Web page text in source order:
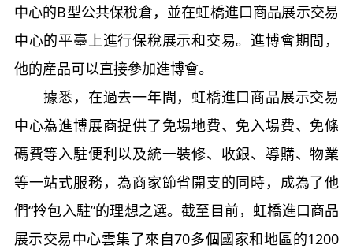
中心的B型公共保稅倉，並在虹橋進口商品展示交易
中心的平臺上進行保稅展示和交易。進博會期間，
他的産品可以直接參加進博會。
據悉，在過去一年間，虹橋進口商品展示交易
中心為進博展商提供了免場地費、免入場費、免條
碼費等入駐便利以及統一裝修、收銀、導購、物業
等一站式服務，為商家節省開支的同時，成為了他
們“拎包入駐”的理想之選。截至目前，虹橋進口商品
展示交易中心雲集了來自70多個國家和地區的1200